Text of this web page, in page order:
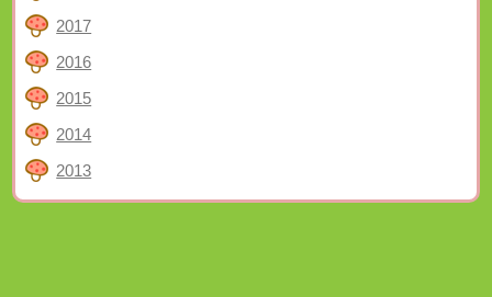
2017
2016
2015
2014
2013